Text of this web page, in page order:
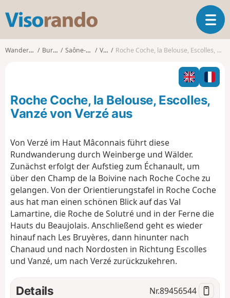
s
o
o
T
o
g
l
n
n
Wanderungen Burgund Saône-et-Loire Verzé Roche Coche, la Belouse, Escolles, Vanzé von Verzé aus
Roche Coche, la Belouse, Escolles,
Vanzé von Verzé aus
Von Verzé im Haut Mâconnais führt diese
Rundwanderung durch Weinberge und Wälder.
Zunächst erfolgt der Aufstieg zum Échanault, um
über den Champ de la Boivine nach Roche Coche zu
gelangen. Von der Orientierungstafel in Roche Coche
aus hat man einen schönen Blick auf das Val
Lamartine, die Roche de Solutré und in der Ferne die
Hauts du Beaujolais. Anschließend geht es wieder
hinauf nach Les Bruyères, dann hinunter nach
Chanaud und nach Nordosten in Richtung Escolles
und Vanzé, um nach Verzé zurückzukehren.
Details Nr.89456544